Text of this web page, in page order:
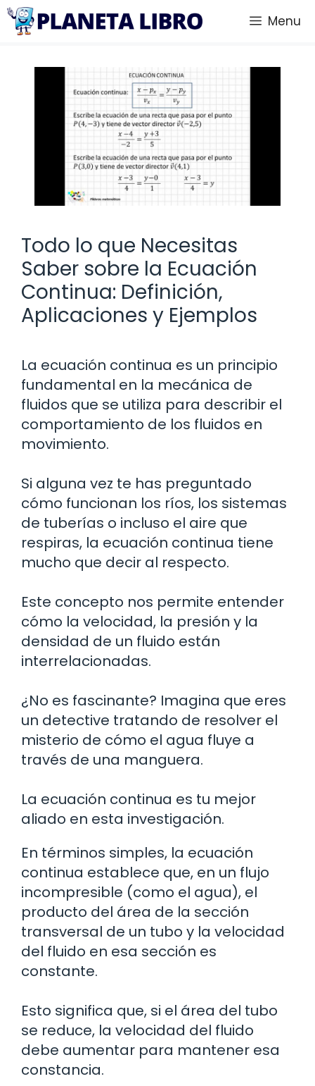
Saltar
Menu
Todo lo que Necesitas
Saber sobre la Ecuación
Continua: Definición,
Aplicaciones y Ejemplos
La ecuación continua es un principio
fundamental en la mecánica de
fluidos que se utiliza para describir el
comportamiento de los fluidos en
movimiento.
Si alguna vez te has preguntado
cómo funcionan los ríos, los sistemas
de tuberías o incluso el aire que
respiras, la ecuación continua tiene
mucho que decir al respecto.
Este concepto nos permite entender
cómo la velocidad, la presión y la
densidad de un fluido están
interrelacionadas.
¿No es fascinante? Imagina que eres
un detective tratando de resolver el
misterio de cómo el agua fluye a
través de una manguera.
La ecuación continua es tu mejor
aliado en esta investigación.
En términos simples, la ecuación
continua establece que, en un flujo
incompresible (como el agua), el
producto del área de la sección
transversal de un tubo y la velocidad
del fluido en esa sección es
constante.
Esto significa que, si el área del tubo
se reduce, la velocidad del fluido
debe aumentar para mantener esa
constancia.